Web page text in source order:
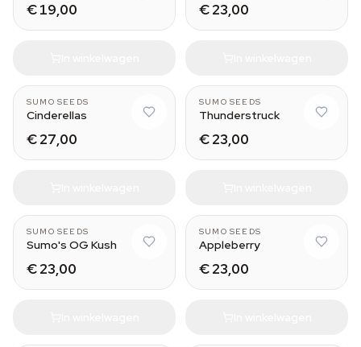
€ 19,00 € 23,00
SUMO SEEDS
Cinderellas
€ 27,00
SUMO SEEDS
Thunderstruck
€ 23,00
SUMO SEEDS
Sumo's OG Kush
€ 23,00
SUMO SEEDS
Appleberry
€ 23,00